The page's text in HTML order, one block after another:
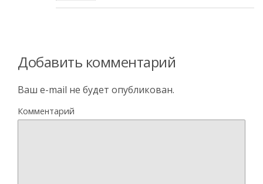
Добавить комментарий
Ваш e-mail не будет опубликован.
Комментарий